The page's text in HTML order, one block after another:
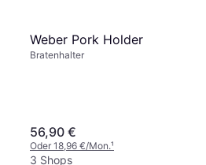
Weber Pork Holder
Bratenhalter
56,90 €
Oder 18,96 €/Mon.¹
3 Shops